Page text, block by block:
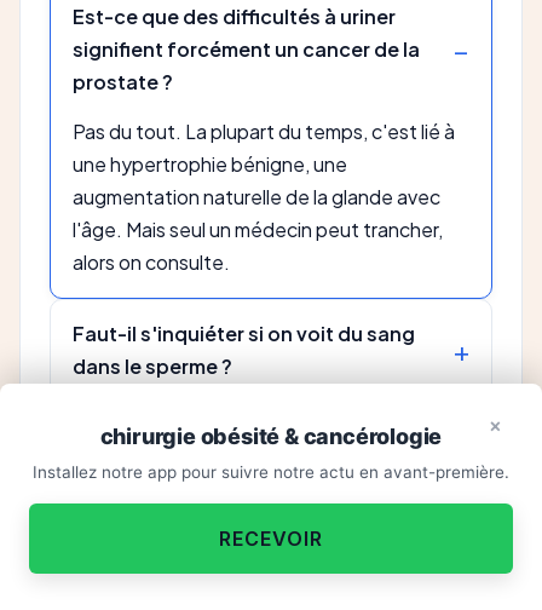
Est-ce que des difficultés à uriner
signifient forcément un cancer de la
prostate ?
Pas du tout. La plupart du temps, c'est lié à
une hypertrophie bénigne, une
augmentation naturelle de la glande avec
l'âge. Mais seul un médecin peut trancher,
alors on consulte.
Faut-il s'inquiéter si on voit du sang
dans le sperme ?
À partir de quel âge doit-on
commencer le dépistage ?
Le cancer de la prostate est-il
toujours grave ?
Une habitude à améliorer ?
×
chirurgie obésité & cancérologie
Installez notre app pour suivre notre actu en avant-première.
RECEVOIR